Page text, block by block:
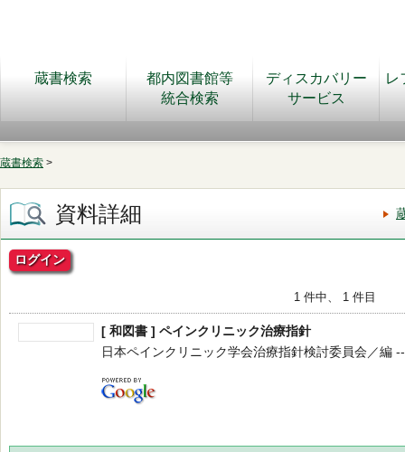
蔵書検索
都内図書館等
統合検索
ディスカバリー
サービス
レ
蔵書検索 >
資料詳細
ログイン
1 件中、 1 件目
[ 和図書 ] ペインクリニック治療指針
日本ペインクリニック学会治療指針検討委員会／編